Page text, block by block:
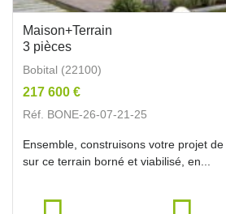
Maison+Terrain
3 pièces
Bobital (22100)
217 600 €
Réf. BONE-26-07-21-25
Ensemble, construisons votre projet
sur ce terrain borné et viabilisé, en...